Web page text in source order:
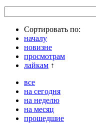
Сортировать по:
началу
новизне
просмотрам
лайкам ↑
все
на сегодня
на неделю
на месяц
прошедшие